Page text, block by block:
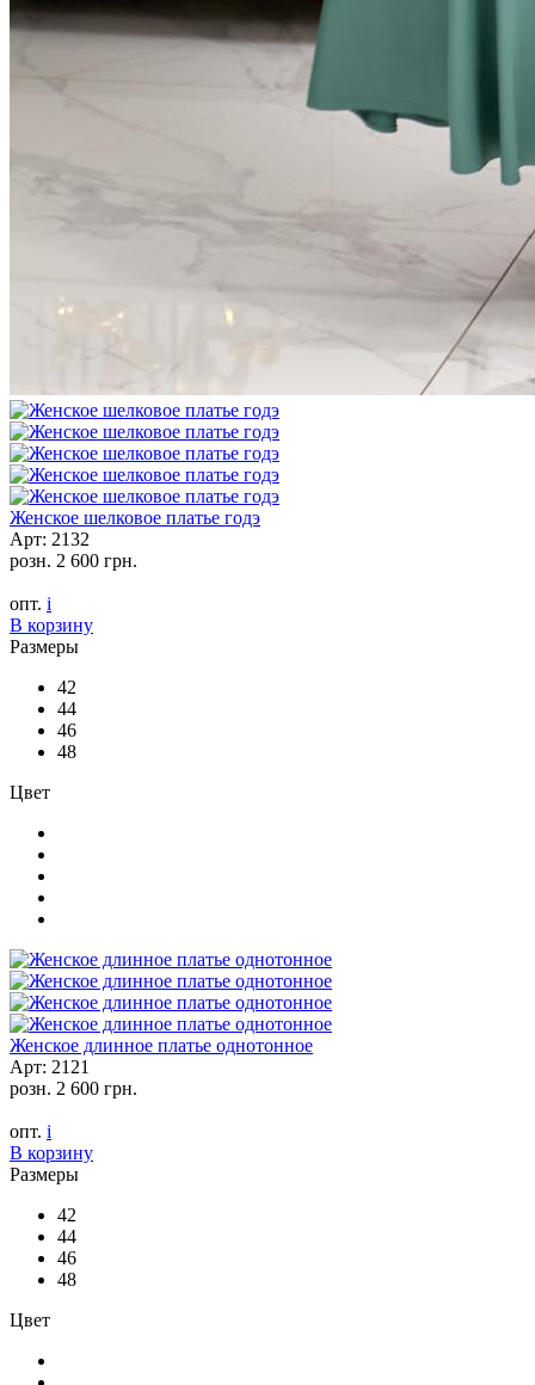
Женское шелковое платье годэ
Арт: 2132
розн. 2 600 грн.
опт. i
В корзину
Размеры
42
44
46
48
Цвет
Женское длинное платье однотонное
Арт: 2121
розн. 2 600 грн.
опт. i
В корзину
Размеры
42
44
46
48
Цвет